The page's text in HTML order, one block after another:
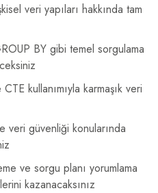
veri yapıları hakkında tam
BY gibi temel sorgulama
kullanımıyla karmaşık veri
veri güvenliği konularında
ve sorgu planı yorumlama
kazanacaksınız